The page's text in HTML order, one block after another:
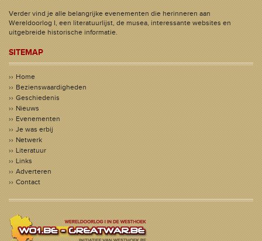
Verder vind je alle belangrijke evenementen die herinneren aan
Wereldoorlog I, een literatuurlijst, de musea, interessante websites en
uitgebreide historische informatie.
SITEMAP
Home
Bezienswaardigheden
Geschiedenis
Nieuws
Evenementen
Je was erbij
Netwerk
Literatuur
Links
Adverteren
Contact